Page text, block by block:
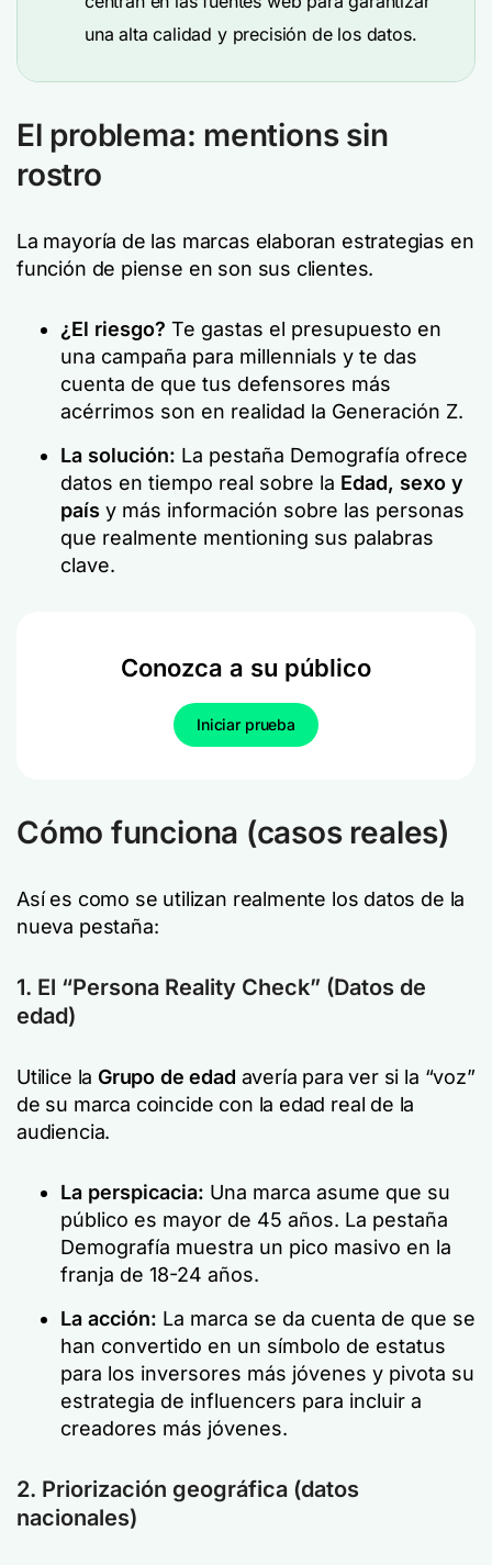
una alta calidad y precisión de los datos.
El problema: mentions sin
rostro
La mayoría de las marcas elaboran estrategias en
función de piense en son sus clientes.
¿El riesgo? Te gastas el presupuesto en
una campaña para millennials y te das
cuenta de que tus defensores más
acérrimos son en realidad la Generación Z.
La solución: La pestaña Demografía ofrece
datos en tiempo real sobre la Edad, sexo y
país y más información sobre las personas
que realmente mentioning sus palabras
clave.
Conozca a su público
Iniciar prueba
Cómo funciona (casos reales)
Así es como se utilizan realmente los datos de la
nueva pestaña:
1. El “Persona Reality Check” (Datos de
edad)
Utilice la Grupo de edad avería para ver si la “voz”
de su marca coincide con la edad real de la
audiencia.
La perspicacia: Una marca asume que su
público es mayor de 45 años. La pestaña
Demografía muestra un pico masivo en la
franja de 18-24 años.
La acción: La marca se da cuenta de que se
han convertido en un símbolo de estatus
para los inversores más jóvenes y pivota su
estrategia de influencers para incluir a
creadores más jóvenes.
2. Priorización geográfica (datos
nacionales)